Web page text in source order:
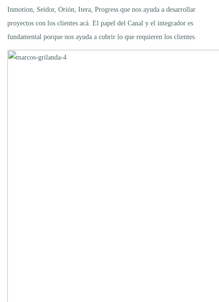
Inmotion, Seidor, Orión, Itera, Progress que nos ayuda a desarrollar
proyectos con los clientes acá. El papel del Canal y el integrador es
fundamental porque nos ayuda a cubrir lo que requieren los clientes.